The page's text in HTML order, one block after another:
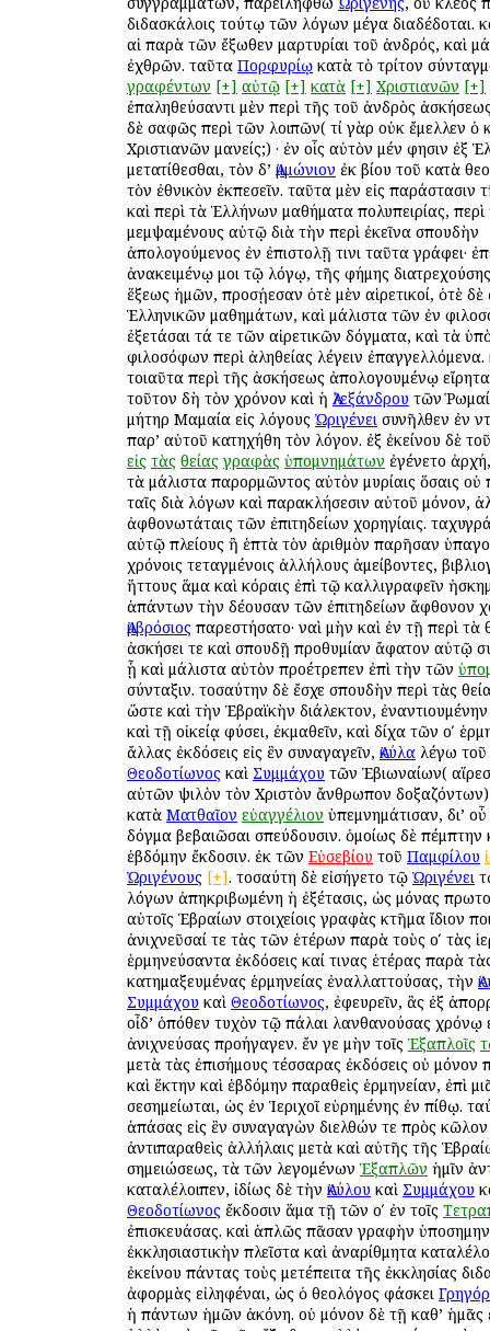
διδασκάλοις τούτῳ τῶν λόγων μέγα διαδέδοται.
αἱ παρὰ τῶν ἔξωθεν μαρτυρίαι τοῦ ἀνδρός, καὶ
ἐχθρῶν. ταῦτα Πορφυρίῳ κατὰ τὸ τρίτον
γραφέντων [+] αὐτῷ [+] κατὰ [+] Χριστιανῶν [+]
ἐπαληθεύσαντι μὲν περὶ τῆς τοῦ ἀνδρὸς
δὲ σαφῶς περὶ τῶν λοιπῶν( τί γὰρ οὐκ ἔμελλεν ὁ
Χριστιανῶν μανείς;) · ἐν οἷς αὐτὸν μέν φησιν ἐξ
μετατίθεσθαι, τὸν δ’ Ἀμμώνιον ἐκ βίου τοῦ κατὰ
τὸν ἐθνικὸν ἐκπεσεῖν. ταῦτα μὲν εἰς παράστασιν
καὶ περὶ τὰ Ἑλλήνων μαθήματα πολυπειρίας, περὶ
μεμψαμένους αὐτῷ διὰ τὴν περὶ ἐκεῖνα σπουδὴν
ἀπολογούμενος ἐν ἐπιστολῇ τινι ταῦτα γράφει·
ἀνακειμένῳ μοι τῷ λόγῳ, τῆς φήμης
ἕξεως ἡμῶν, προσῄεσαν ὁτὲ μὲν αἱρετικοί, ὁτὲ
Ἑλληνικῶν μαθημάτων, καὶ μάλιστα τῶν ἐν
ἐξετάσαι τά τε τῶν αἱρετικῶν δόγματα, καὶ τὰ
φιλοσόφων περὶ ἀληθείας λέγειν
τοιαῦτα περὶ τῆς ἀσκήσεως ἀπολογουμένῳ
τοῦτον δὴ τὸν χρόνον καὶ ἡ Ἀλεξάνδρου τῶν
μήτηρ Μαμαία εἰς λόγους Ὠριγένει συνῆλθεν ἐν
παρ’ αὐτοῦ κατηχήθη τὸν λόγον. ἐξ ἐκείνου δὲ
εἰς τὰς θείας γραφὰς ὑπομνημάτων ἐγένετο
τὰ μάλιστα παρορμῶντος αὐτὸν μυρίαις ὅσαις οὐ
ταῖς διὰ λόγων καὶ παρακλήσεσιν αὐτοῦ μόνον,
ἀφθονωτάταις τῶν ἐπιτηδείων χορηγίαις.
αὐτῷ πλείους ἢ ἑπτὰ τὸν ἀριθμὸν παρῆσαν
χρόνοις τεταγμένοις ἀλλήλους ἀμείβοντες,
ἥττους ἅμα καὶ κόραις ἐπὶ τῷ καλλιγραφεῖν
ἁπάντων τὴν δέουσαν τῶν ἐπιτηδείων ἄφθονον
Ἀμβρόσιος παρεστήσατο· ναὶ μὴν καὶ ἐν τῇ περὶ τὰ
ἀσκήσει τε καὶ σπουδῇ προθυμίαν ἄφατον αὐτῷ
ᾗ καὶ μάλιστα αὐτὸν προέτρεπεν ἐπὶ τὴν τῶν
σύνταξιν. τοσαύτην δὲ ἔσχε σπουδὴν περὶ τὰς
ὥστε καὶ τὴν Ἑβραϊκὴν διάλεκτον, ἐναντιουμένην
καὶ τῇ οἰκείᾳ φύσει, ἐκμαθεῖν, καὶ δίχα τῶν οʹ
ἄλλας ἐκδόσεις εἰς ἓν συναγαγεῖν, Ἀκύλα λέγω τοῦ
Θεοδοτίωνος καὶ Συμμάχου τῶν Ἐβιωναίων(
αὐτῶν ψιλὸν τὸν Χριστὸν ἄνθρωπον δοξαζόντων)
κατὰ Ματθαῖον εὐαγγέλιον ὑπεμνημάτισαν, δι’ οὗ
δόγμα βεβαιῶσαι σπεύδουσιν. ὁμοίως δὲ πέμπτην
ἑβδόμην ἔκδοσιν. ἐκ τῶν Εὐσεβίου τοῦ Παμφίλου
Ὠριγένους [+]. τοσαύτη δὲ εἰσήγετο τῷ Ὠριγένει
λόγων ἀπηκριβωμένη ἡ ἐξέτασις, ὡς μόνας
αὐτοῖς Ἑβραίων στοιχείοις γραφὰς κτῆμα ἴδιον
ἀνιχνεῦσαί τε τὰς τῶν ἑτέρων παρὰ τοὺς οʹ τὰς
ἑρμηνεύσαντα ἐκδόσεις καί τινας ἑτέρας παρὰ
κατημαξευμένας ἑρμηνείας ἐναλλαττούσας, τὴν
Συμμάχου καὶ Θεοδοτίωνος, ἐφευρεῖν, ἃς ἐξ
οἶδ’ ὁπόθεν τυχὸν τῷ πάλαι λανθανούσας χρόνῳ
ἀνιχνεύσας προήγαγεν. ἔν γε μὴν τοῖς Ἑξαπλοῖς
μετὰ τὰς ἐπισήμους τέσσαρας ἐκδόσεις οὐ μόνον
καὶ ἕκτην καὶ ἑβδόμην παραθεὶς ἑρμηνείαν, ἐπὶ
σεσημείωται, ὡς ἐν Ἱεριχοῖ εὑρημένης ἐν πίθῳ.
ἁπάσας εἰς ἓν συναγαγὼν διελθών τε πρὸς κῶλον
ἀντιπαραθεὶς ἀλλήλαις μετὰ καὶ αὐτῆς τῆς
σημειώσεως, τὰ τῶν λεγομένων Ἑξαπλῶν ἡμῖν
καταλέλοιπεν, ἰδίως δὲ τὴν Ἀκύλου καὶ Συμμάχου
Θεοδοτίωνος ἔκδοσιν ἅμα τῇ τῶν οʹ ἐν τοῖς
ἐπισκευάσας. καὶ ἁπλῶς πᾶσαν γραφὴν
ἐκκλησιαστικὴν πλεῖστα καὶ ἀναρίθμητα
ἐκείνου πάντας τοὺς μετέπειτα τῆς ἐκκλησίας
ἀφορμὰς εἰληφέναι, ὡς ὁ θεολόγος φάσκει
ἡ πάντων ἡμῶν ἀκόνη. οὐ μόνον δὲ τῇ καθ’ ἡμᾶς